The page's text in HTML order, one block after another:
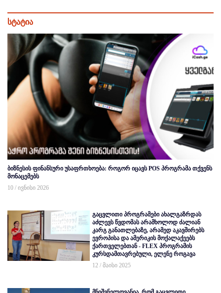
სტატია
ბიზნესის ფინანსური უსაფრთხოება: როგორ იცავს POS პროგრამა თქვენს
მონაცემებს
10 / ივნისი 2026
გაცვლითი პროგრამები ახალგაზრდას
აძლევს წვდომას არამხოლოდ ძალიან
კარგ განათლებაზე, არამედ აკავშირებს
ევროპისა და ამერიკის მოქალაქეებს
ქართველებთან - FLEX პროგრამის
კურსდამთავრებული, ელენე როგავა
12 / მაისი 2025